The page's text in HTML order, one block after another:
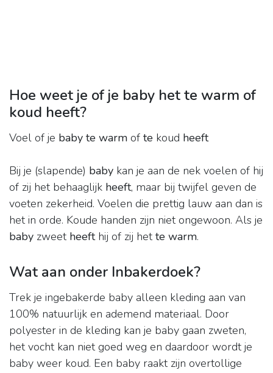
Hoe weet je of je baby het te warm of
koud heeft?
Voel of je baby te warm of te koud heeft
Bij je (slapende) baby kan je aan de nek voelen of hij
of zij het behaaglijk heeft, maar bij twijfel geven de
voeten zekerheid. Voelen die prettig lauw aan dan is
het in orde. Koude handen zijn niet ongewoon. Als je
baby zweet heefthij of zij hette warm.
Wat aan onder Inbakerdoek?
Trek je ingebakerde baby alleen kleding aan van
100% natuurlijk en ademend materiaal. Door
polyester in de kleding kan je baby gaan zweten,
het vocht kan niet goed weg en daardoor wordt je
baby weer koud. Een baby raakt zijn overtollige